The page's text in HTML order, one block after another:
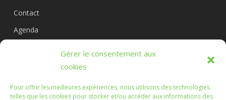
Gérer le consentement aux
cookies
Pour offrir les meilleures expériences, nous utilisons des technologies
telles que les cookies pour stocker et/ou accéder aux informations des
Contact
Agenda